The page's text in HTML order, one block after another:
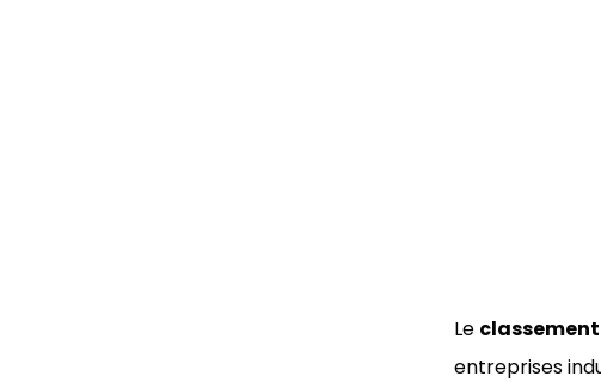
Le
entreprises